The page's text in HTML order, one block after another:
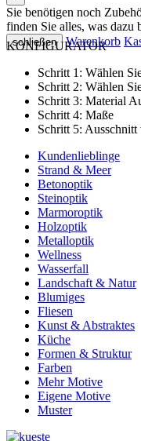
Sie benötigen noch
finden Sie alles, was dazu
schließen Warenkorb
KONFIGURATOR
Schritt 1: Wählen
Schritt 2: Wählen
Schritt 3: Material
Schritt 4: Maße
Schritt 5: Ausschnitt
Kundenlieblinge
Strand & Meer
Betonoptik
Steinoptik
Marmoroptik
Holzoptik
Metalloptik
Wellness
Wasserfall
Landschaft & Natur
Blumiges
Fliesen
Kunst & Abstraktes
Küche
Formen & Struktur
Farben
Mehr Motive
Eigene Motive
Muster